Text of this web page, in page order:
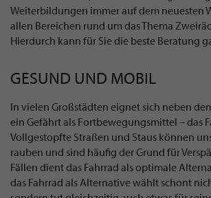
Weiterbildungen immer auf dem neuesten
allen Bereichen rund um das Thema
Hierdurch kann für Sie die beste Beratung
GESUND UND MOBIL
In vielen Großstädten eignet sich neben
ein Gefährt als Fortbewegungsmittel – das
Vollgestopfte Straßen und Staus können
rauben und sind häufig der Grund für
Fällen dient das Fahrrad als optimale
das Fahrrad als Alternative wählt schont